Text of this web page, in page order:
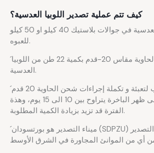
كيف تتم عملية تصدير اللوبيا العدسية؟
نقوم بتعبئة اللوبيا العدسية في جوالات بلاستيك 40 كيلو او 50 كيلو
للعبوه.
´يتم تحميل الحاوية مقاس 20-قدم بكمية 22 طن من اللوبيا
العدسية.
´الوقت المطلوب لتعبئة و تكملة إجراءات شحن الحاوية 20 قدم
حتى تحميلها على ظهر الباخرة يتراوح بين 10 الى 15 يوم، وهذة
الفترة قد تزيد بزيادة الكمية المطلوبة.
´ميناء التصدير هو بورتسودان (SDPZU) مع إمكانية إعادة التصدير